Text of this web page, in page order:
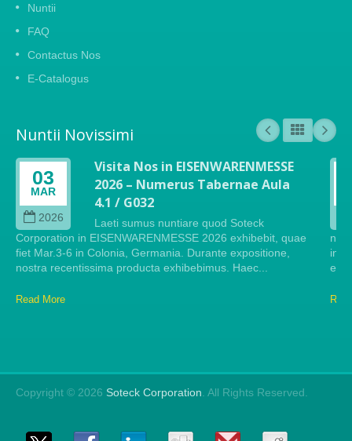
Nuntii
FAQ
Contactus Nos
E-Catalogus
Nuntii Novissimi
03
MAR
2026
Visita Nos in EISENWARENMESSE
2026 – Numerus Tabernae Aula
4.1 / G032
Laeti sumus nuntiare quod Soteck
Corporation in EISENWARENMESSE 2026 exhibebit, quae
fiet Mar.3-6 in Colonia, Germania. Durante expositione,
nostra recentissima producta exhibebimus. Haec...
Read More
in
Copyright © 2026 Soteck Corporation . All Rights Reserved.